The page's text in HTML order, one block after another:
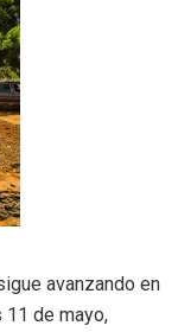
avanzando en
de mayo,